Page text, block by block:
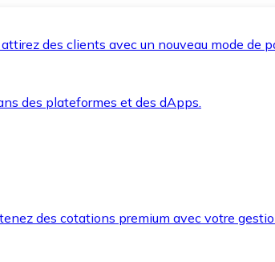
des clients avec un nouveau mode de
des plateformes et des dApps.
des cotations premium avec votre